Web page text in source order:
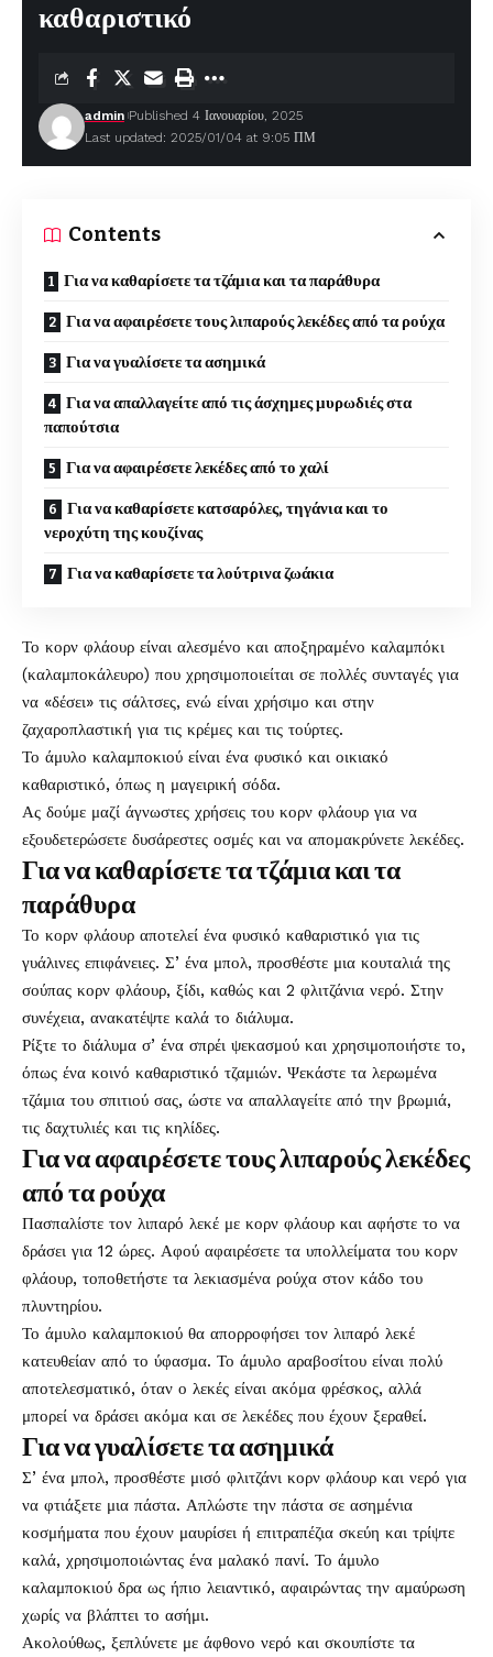
καθαριστικό
Last updated: 2025/01/04 at 9:05 ΠΜ
admin Published 4 Ιανουαρίου, 2025
Contents
Για να καθαρίσετε τα τζάμια και τα παράθυρα
Για να αφαιρέσετε τους λιπαρούς λεκέδες από τα ρούχα
Για να γυαλίσετε τα ασημικά
Για να απαλλαγείτε από τις άσχημες μυρωδιές στα
παπούτσια
Για να αφαιρέσετε λεκέδες από το χαλί
Για να καθαρίσετε κατσαρόλες, τηγάνια και το
νεροχύτη της κουζίνας
Για να καθαρίσετε τα λούτρινα ζωάκια
Το κορν φλάουρ είναι αλεσμένο και αποξηραμένο καλαμπόκι
(καλαμποκάλευρο) που χρησιμοποιείται σε πολλές συνταγές για
να «δέσει» τις σάλτσες, ενώ είναι χρήσιμο και στην
ζαχαροπλαστική για τις κρέμες και τις τούρτες.
Το άμυλο καλαμποκιού είναι ένα φυσικό και οικιακό
καθαριστικό, όπως η μαγειρική σόδα.
Ας δούμε μαζί άγνωστες χρήσεις του κορν φλάουρ για να
εξουδετερώσετε δυσάρεστες οσμές και να απομακρύνετε λεκέδες.
Για να καθαρίσετε τα τζάμια και τα
παράθυρα
Το κορν φλάουρ αποτελεί ένα φυσικό καθαριστικό για τις
γυάλινες επιφάνειες. Σ’ ένα μπολ, προσθέστε μια κουταλιά της
σούπας κορν φλάουρ, ξίδι, καθώς και 2 φλιτζάνια νερό. Στην
συνέχεια, ανακατέψτε καλά το διάλυμα.
Ρίξτε το διάλυμα σ’ ένα σπρέι ψεκασμού και χρησιμοποιήστε το,
όπως ένα κοινό καθαριστικό τζαμιών. Ψεκάστε τα λερωμένα
τζάμια του σπιτιού σας, ώστε να απαλλαγείτε από την βρωμιά,
τις δαχτυλιές και τις κηλίδες.
Για να αφαιρέσετε τους λιπαρούς λεκέδες
από τα ρούχα
Πασπαλίστε τον λιπαρό λεκέ με κορν φλάουρ και αφήστε το να
δράσει για 12 ώρες. Αφού αφαιρέσετε τα υπολλείματα του κορν
φλάουρ, τοποθετήστε τα λεκιασμένα ρούχα στον κάδο του
πλυντηρίου.
Το άμυλο καλαμποκιού θα απορροφήσει τον λιπαρό λεκέ
κατευθείαν από το ύφασμα. Το άμυλο αραβοσίτου είναι πολύ
αποτελεσματικό, όταν ο λεκές είναι ακόμα φρέσκος, αλλά
μπορεί να δράσει ακόμα και σε λεκέδες που έχουν ξεραθεί.
Για να γυαλίσετε τα ασημικά
Σ’ ένα μπολ, προσθέστε μισό φλιτζάνι κορν φλάουρ και νερό για
να φτιάξετε μια πάστα. Απλώστε την πάστα σε ασημένια
κοσμήματα που έχουν μαυρίσει ή επιτραπέζια σκεύη και τρίψτε
καλά, χρησιμοποιώντας ένα μαλακό πανί. Το άμυλο
καλαμποκιού δρα ως ήπιο λειαντικό, αφαιρώντας την αμαύρωση
χωρίς να βλάπτει το ασήμι.
Ακολούθως, ξεπλύνετε με άφθονο νερό και σκουπίστε τα